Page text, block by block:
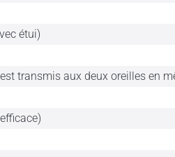
étui)
transmis aux deux oreilles en